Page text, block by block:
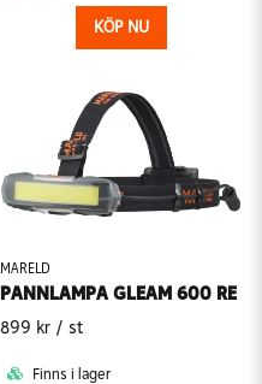
KÖP NU
MARELD
PANNLAMPA GLEAM 600 RE
899 kr / st
Finns i lager